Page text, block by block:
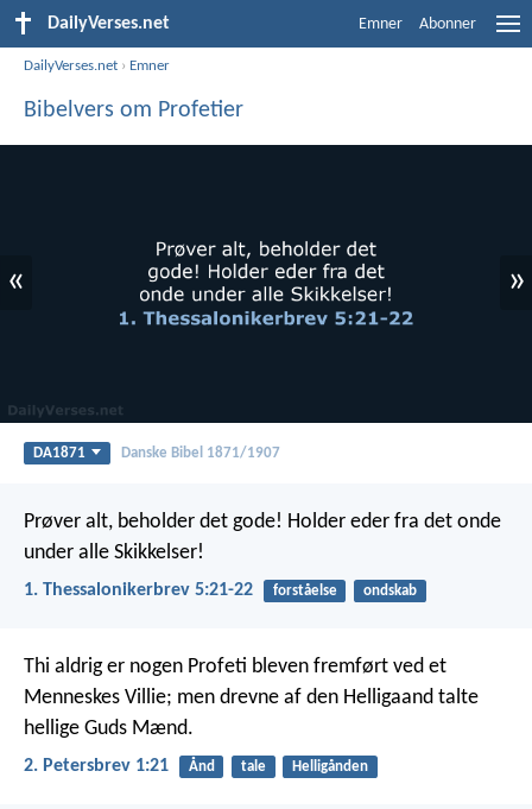
DailyVerses.net Emner Abonner
DailyVerses.net › Emner
Bibelvers om Profetier
« »
DA1871 Danske Bibel 1871/1907
Prøver alt, beholder det gode! Holder eder fra det onde
under alle Skikkelser!
1. Thessalonikerbrev 5:21-22 forståelse ondskab
Thi aldrig er nogen Profeti bleven fremført ved et
Menneskes Villie; men drevne af den Helligaand talte
hellige Guds Mænd.
2. Petersbrev 1:21 Ånd tale Helligånden